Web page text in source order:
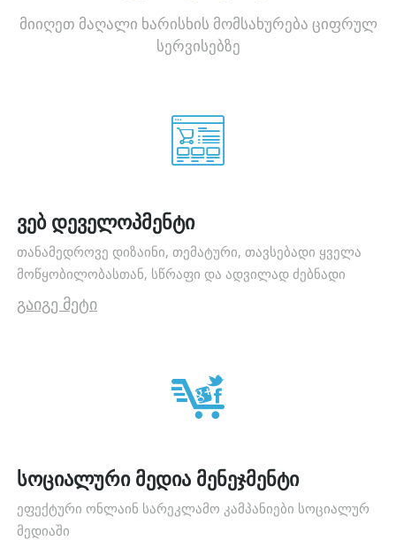
მიიღეთ მაღალი ხარისხის მომსახურება ციფრულ
სერვისებზე
ვებ დეველოპმენტი
თანამედროვე დიზაინი, თემატური, თავსებადი ყველა
მოწყობილობასთან, სწრაფი და ადვილად ძებნადი
გაიგე მეტი
სოციალური მედია მენეჯმენტი
ეფექტური ონლაინ სარეკლამო კამპანიები სოციალურ
მედიაში